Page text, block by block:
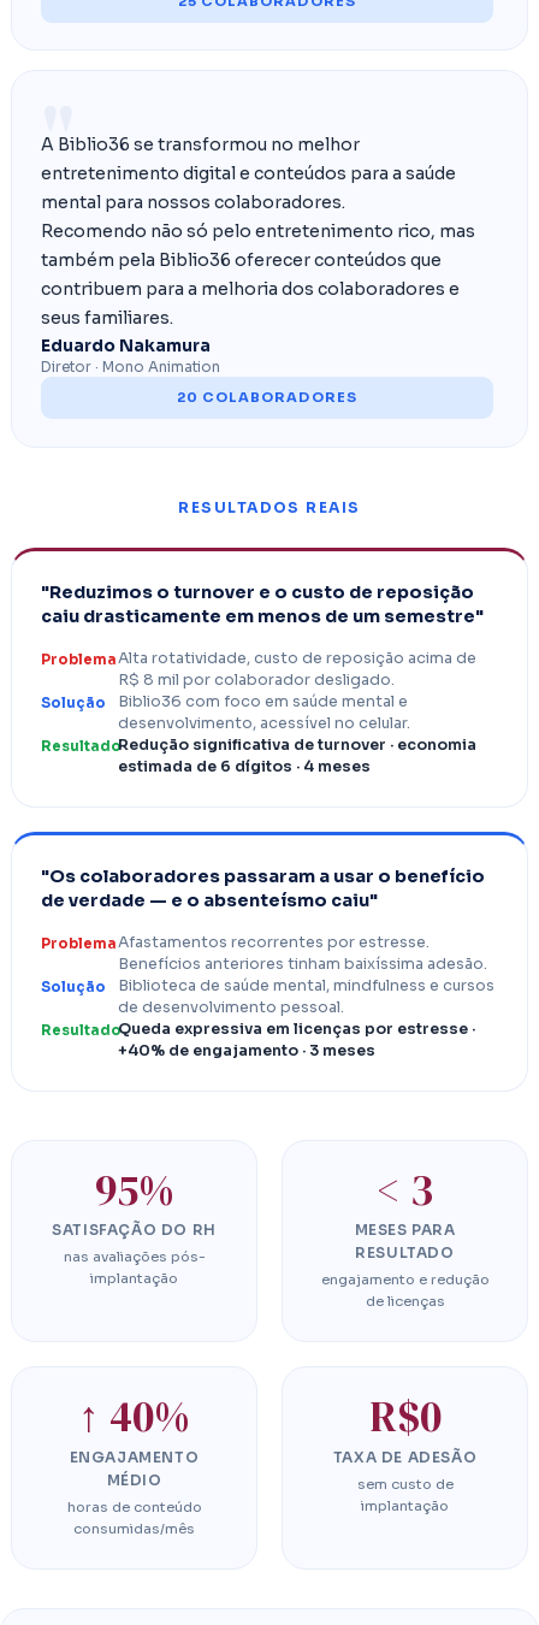
"
A Biblio36 se transformou no melhor
entretenimento digital e conteúdos para a saúde
mental para nossos colaboradores.
Recomendo não só pelo entretenimento rico, mas
também pela Biblio36 oferecer conteúdos que
contribuem para a melhoria dos colaboradores e
seus familiares.
Eduardo Nakamura
Diretor · Mono Animation
20 COLABORADORES
RESULTADOS REAIS
"Reduzimos o turnover e o custo de reposição
caiu drasticamente em menos de um semestre"
ProblemaAlta rotatividade, custo de reposição acima de
R$ 8 mil por colaborador desligado.
Solução
Biblio36 com foco em saúde mental e
desenvolvimento, acessível no celular.
ResultadoRedução significativa de turnover · economia
estimada de 6 dígitos · 4 meses
"Os colaboradores passaram a usar o benefício
de verdade — e o absenteísmo caiu"
ProblemaAfastamentos recorrentes por estresse.
Benefícios anteriores tinham baixíssima adesão.
Solução
Biblioteca de saúde mental, mindfulness e cursos
de desenvolvimento pessoal.
ResultadoQueda expressiva em licenças por estresse ·
+40% de engajamento · 3 meses
95%
SATISFAÇÃO DO RH
nas avaliações pós-
implantação
< 3
MESES PARA
RESULTADO
engajamento e redução
de licenças
↑ 40%
ENGAJAMENTO
MÉDIO
horas de conteúdo
consumidas/mês
R$0
TAXA DE ADESÃO
sem custo de
implantação